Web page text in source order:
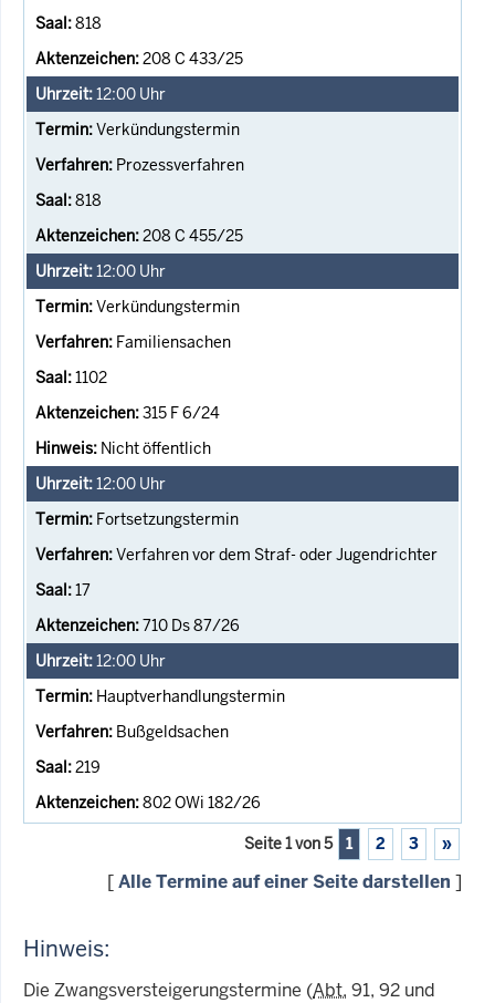
818
208 C 433/25
12:00 Uhr
Verkündungstermin
Prozessverfahren
818
208 C 455/25
12:00 Uhr
Verkündungstermin
Familiensachen
1102
315 F 6/24
Nicht öffentlich
12:00 Uhr
Fortsetzungstermin
Verfahren vor dem Straf- oder Jugendrichter
17
710 Ds 87/26
12:00 Uhr
Hauptverhandlungstermin
Bußgeldsachen
219
802 OWi 182/26
Seite 1 von 5 1 2 3 »
[Alle Termine auf einer Seite darstellen ]
Hinweis:
Die Zwangsversteigerungstermine (Abt. 91, 92 und